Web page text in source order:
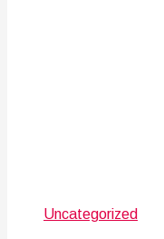
Uncategorized